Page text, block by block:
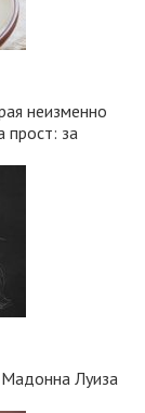
неизменно
прост: за
Луиза